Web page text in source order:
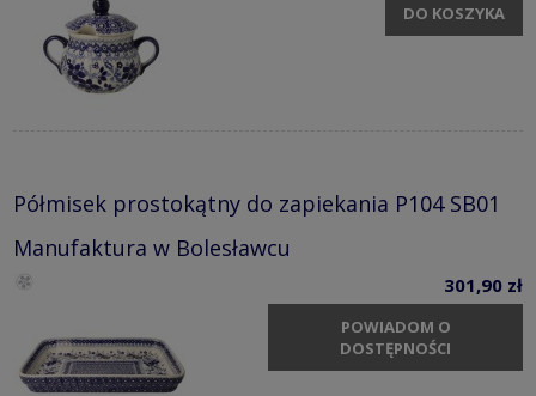
DO KOSZYKA
Półmisek prostokątny do zapiekania P104 SB01
Manufaktura w Bolesławcu
301,90 zł
POWIADOM O
DOSTĘPNOŚCI